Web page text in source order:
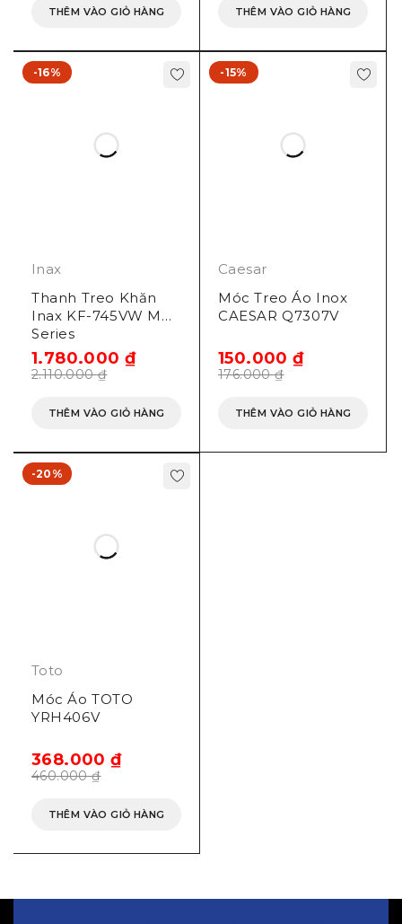
THÊM VÀO GIỎ HÀNG THÊM VÀO GIỎ HÀNG
-16%
Inax
Thanh Treo Khăn
Inax KF-745VW MD
Series
2.110.000₫
1.780.000₫
THÊM VÀO GIỎ HÀNG
-15%
Caesar
Móc Treo Áo Inox
CAESAR Q7307V
176.000₫
150.000₫
THÊM VÀO GIỎ HÀNG
-20%
Toto
Móc Áo TOTO
YRH406V
460.000₫
368.000₫
THÊM VÀO GIỎ HÀNG